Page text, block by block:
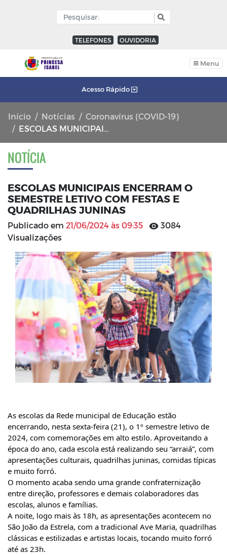
TELEFONES OUVIDORIA
Menu
Acesso Rápido
Início Notícias
Coronavírus (COVID-19)
ESCOLAS MUNICIPAIS ENCERRAM O SEMESTRE LETIVO COM FESTAS E QUADRILHAS JUNINAS
NOTÍCIA
ESCOLAS MUNICIPAIS ENCERRAM O
SEMESTRE LETIVO COM FESTAS E
QUADRILHAS JUNINAS
Publicado em 21/06/2024 às 09:35
3084
Visualizações
As escolas da Rede municipal de Educação estão
encerrando, nesta sexta-feira (21), o 1º semestre letivo de
2024, com comemorações em alto estilo. Aproveitando a
época do ano, cada escola está realizando seu “arraiá”, com
apresentações culturais, quadrilhas juninas, comidas típicas
e muito forró.
O momento acaba sendo uma grande confraternização
entre direção, professores e demais colaboradores das
escolas, alunos e famílias.
A noite, logo mais às 18h, as apresentações acontecem no
São João da Estrela, com a tradicional Ave Maria, quadrilhas
clássicas e estilizadas e artistas locais, tocando muito forró
até as 23h.